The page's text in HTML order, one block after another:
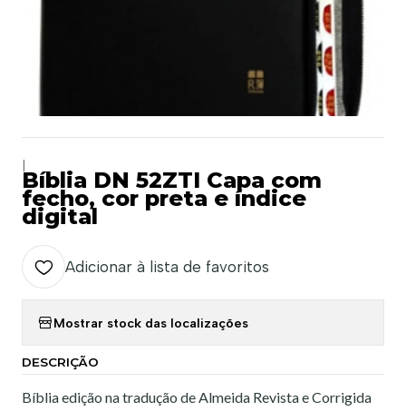
Bíblia DN 52ZTI Capa com
fecho, cor preta e índice
digital
Adicionar à lista de favoritos
Mostrar stock das localizações
DESCRIÇÃO
Bíblia edição na tradução de Almeida Revista e Corrigida